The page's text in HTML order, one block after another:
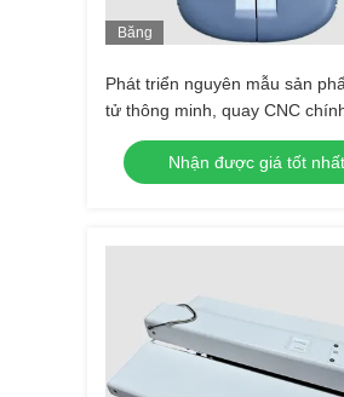
Băng
Phát triển nguyên mẫu sản
tử thông minh, quay CNC
cho ngành công nghiệp
Nhận được giá tốt nhất